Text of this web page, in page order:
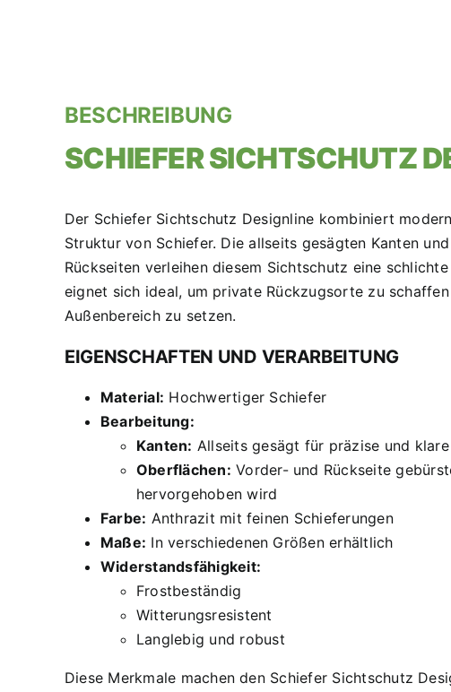
BESCHREIBUNG
SCHIEFER SICHTSCHUTZ
Der Schiefer Sichtschutz Designline kombiniert
Struktur von Schiefer. Die allseits gesägten Kanten
Rückseiten verleihen diesem Sichtschutz eine
eignet sich ideal, um private Rückzugsorte zu
Außenbereich zu setzen.
EIGENSCHAFTEN UND VERARBEITUNG
Material: Hochwertiger Schiefer
Bearbeitung:
Kanten: Allseits gesägt für präzise und
Oberflächen: Vorder- und Rückseite
hervorgehoben wird
Farbe: Anthrazit mit feinen Schieferungen
Maße: In verschiedenen Größen erhältlich
Widerstandsfähigkeit:
Frostbeständig
Witterungsresistent
Langlebig und robust
Diese Merkmale machen den Schiefer Sichtschutz